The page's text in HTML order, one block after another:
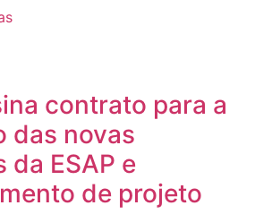
contrato para a
das novas
da ESAP e
de projeto